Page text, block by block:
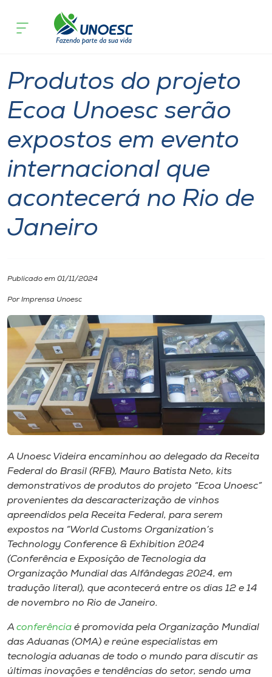
Cursos
Pesquisa
Atendimento ao Estudante
Portal de Ensino
Unoesc
I.nova
Diplomados
Cultura
CPA
Editora
Rádio
Museu
Unoesc
Store
Selecione
o idioma
Extensão
Produtos do projeto
Ecoa Unoesc serão
expostos em evento
internacional que
acontecerá no Rio de
Janeiro
Publicado em 01/11/2024
Por Imprensa Unoesc
A Unoesc Videira encaminhou ao delegado da Receita
Federal do Brasil (RFB), Mauro Batista Neto, kits
demonstrativos de produtos do projeto “Ecoa Unoesc”
provenientes da descaracterização de vinhos
apreendidos pela Receita Federal, para serem
expostos na “World Customs Organization’s
Technology Conference & Exhibition 2024
(Conferência e Exposição de Tecnologia da
Organização Mundial das Alfândegas 2024, em
tradução literal), que acontecerá entre os dias 12 e 14
de novembro no Rio de Janeiro.
A conferência é promovida pela Organização Mundial
das Aduanas (OMA) e reúne especialistas em
tecnologia aduanas de todo o mundo para discutir as
últimas inovações e tendências do setor, sendo uma